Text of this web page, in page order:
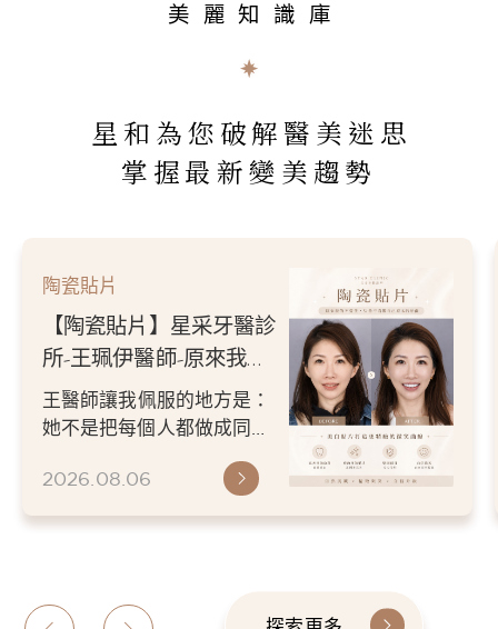
美麗知識庫
星和為您破解醫美迷思
掌握最新變美趨勢
陶瓷貼片
【陶瓷貼片】星采牙醫診
所-王珮伊醫師-原來我的
不愛笑，只是不喜歡自己
原本的牙齒
王醫師讓我佩服的地方是：
她不是把每個人都做成同一
更適合自己的樣子。 現...
2026.08.06